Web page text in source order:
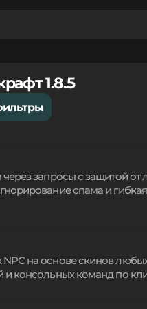
1.8.5
через запросы с защитой
спама и
Система поддерживает
на основе скинов
и консольных команд по
без лишней нагрузки на